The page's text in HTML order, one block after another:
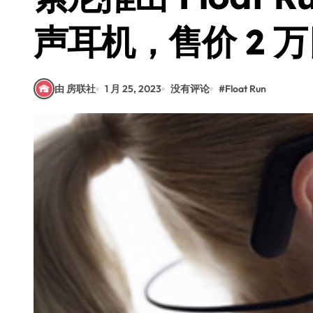
声耳机，售价 2
由 房联社 1 月 25, 2023 没有评论 #Float Run